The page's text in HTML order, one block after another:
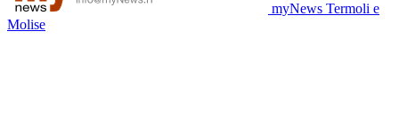
myNews Termoli e
Molise